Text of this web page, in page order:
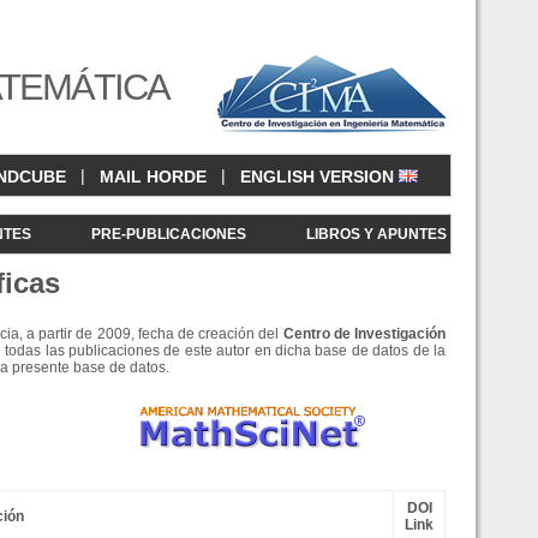
| MAIL HORDE | ENGLISH VERSION
PRE-PUBLICACIONES LIBROS Y APUNTES
a partir de 2009, fecha de creación del Centro de Investigación
las publicaciones de este autor en dicha base de datos de la
presente base de datos.
DOI
Link